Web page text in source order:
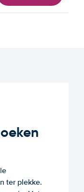
ter plekke.